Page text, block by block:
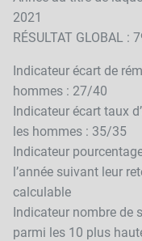
2021
RÉSULTAT GLOBAL :
Indicateur écart de
hommes : 27/40
Indicateur écart taux
les hommes : 35/35
Indicateur
l’année suivant leur
calculable
Indicateur nombre de
parmi les 10 plus